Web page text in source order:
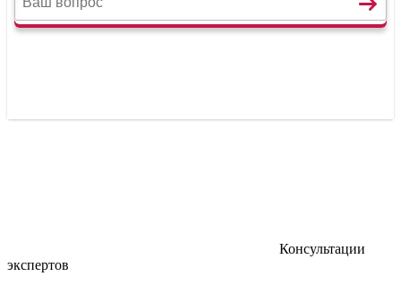
Консультации
экспертов